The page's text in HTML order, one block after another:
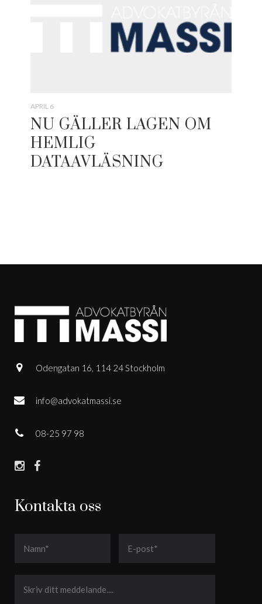
APRIL 6
NU GÄLLER LAGEN OM
HEMLIG
DATAAVLÄSNING
Kontakta oss
Odengatan 16, 114 24 Stockholm
info@advokatmassi.se
08-25 97 98